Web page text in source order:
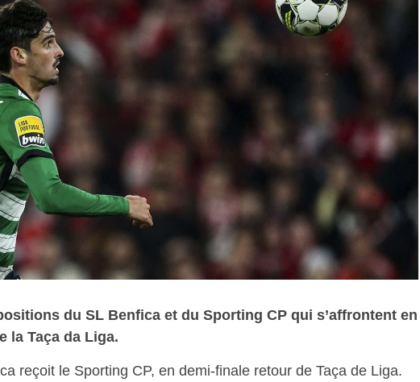
du SL Benfica et du Sporting CP qui s’affrontent en
la Taça da Liga.
reçoit le Sporting CP, en demi-finale retour de Taça de Liga.